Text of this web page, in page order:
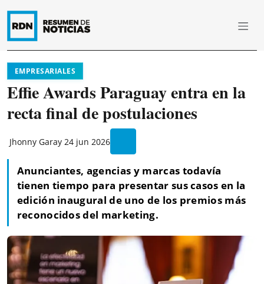
EMPRESARIALES
Effie Awards Paraguay entra en la
recta final de postulaciones
Jhonny Garay 24 jun 2026
Anunciantes, agencias y marcas todavía
tienen tiempo para presentar sus casos en la
edición inaugural de uno de los premios más
reconocidos del marketing.